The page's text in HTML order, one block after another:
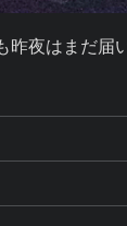
夜はまだ届